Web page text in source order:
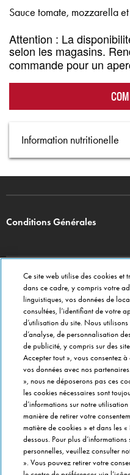
Sauce tomate, mozzarella
Attention : La
selon les magasins.
commande pour un
Information nutritionelle
Conditions Générales
DOMINO'S PIZZA
Commander en ligne
A propos de Domino's
Paramètres des cookies
CONTACT
Service Clients
Siège social
Gérer vos préférences
FRANCHISÉ INFORMATION
Ce site web utilise des cookies et
dans ce cadre, y compris votre
linguistiques, vos données de
consultées, l’identifiant de votre
d’utilisation du site. Nous
d’analyse, de personnalisation
de publicité, y compris sur des
Accepter tout », vous consentez
vos données avec nos
», nous ne déposerons pas ces
les cookies nécessaires sont
d’informations sur notre
manière de retirer votre
matière de cookies » et dans les
dessous. Pour plus
personnelles, veuillez consulter
». Vous pouvez retirer votre